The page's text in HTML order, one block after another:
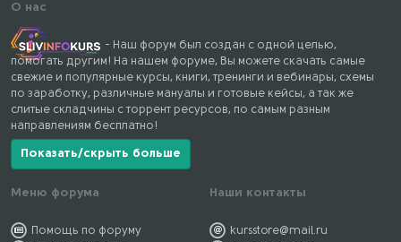
О нас
- Наш форум был создан с одной целью,
помогать другим! На нашем форуме, Вы можете скачать самые
свежие и популярные курсы, книги, тренинги и вебинары, схемы
по заработку, различные мануалы и готовые кейсы, а так же
слитые складчины с торрент ресурсов, по самым разным
направлениям бесплатно!
Показать/скрыть больше
Меню форума
Помощь по форуму
Наши контакты
kursstore@mail.ru